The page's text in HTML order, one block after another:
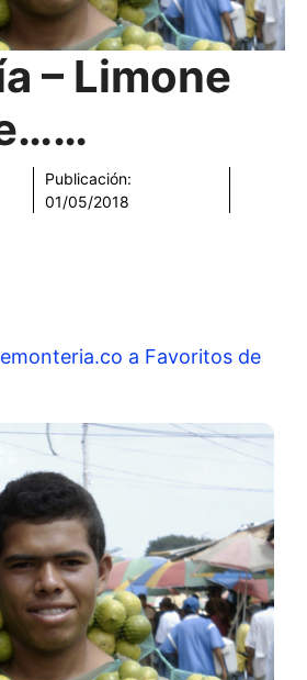
– Limone
Publicación:
01/05/2018
a Favoritos de